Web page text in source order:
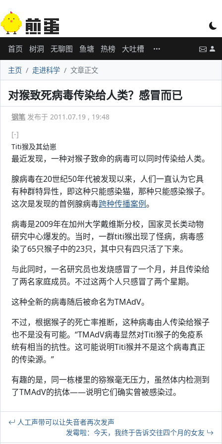
首页 树洞 无聊图 鱼塘 热榜 大吐槽
主页 走进科学 文章正文
对猴致死病毒传染给人类？感冒而已
钢笔 发布于 2011.07.19 , 19:48
[-]
Titi猴及其幼崽
最近发现，一种对猴子致命的病毒可以同时传染给人类。
腺病毒在20世纪50年代被发现以来，人们一直认为它具
有种群特异性，即这种只能感染猫，那种只能感染猴子。
这次是发现的首例腺病毒跨种传播案例。
病毒是2009年在加州大学戴维斯分校，国家灵长类动物
研究中心爆发的。当时，一群titi猴出现了怪病，病毒感
染了65只猴子中的23只，其中只有四只活了下来。
与此同时，一名研究员也发烧感冒了一个月，并且传染给
了两名家庭成员。不过这两个人只感冒了两个星期。
这种全新的病毒随后被命名为TMAdV。
不过，根据猴子的死亡率推断，这种病毒由人传染给猴子
也不是没有可能。“TMAdV病毒显然对Titi猴子的免疫系
统有相当的抗性。这可能说明Titi猴并不是这个病毒真正
的传染源。”
有趣的是，同一栋楼里的猕猴毫无压力，虽然体内检测到
了TMAdV的抗体——说明它们确实曾被感染过。
人工声带可以让失音者再次发声
发霉啦：今天，我终于告诉交往四个月的女友